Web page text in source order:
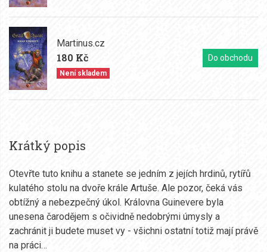
Martinus.cz
180 Kč
Není skladem
Do obchodu
Krátký popis
Otevřte tuto knihu a stanete se jedním z jejích hrdinů, rytířů
kulatého stolu na dvoře krále Artuše. Ale pozor, čeká vás
obtížný a nebezpečný úkol. Královna Guinevere byla
unesena čarodějem s očividně nedobrými úmysly a
zachránit ji budete muset vy - všichni ostatní totiž mají právě
na práci…